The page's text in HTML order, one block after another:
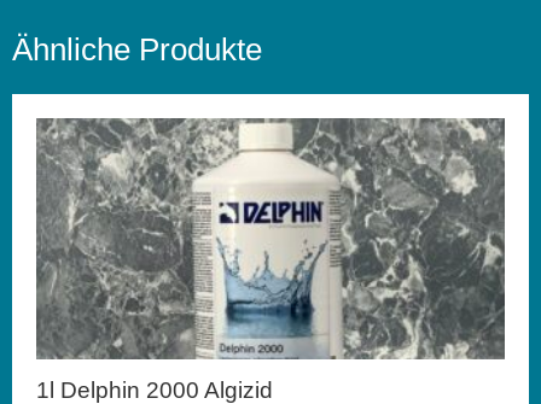
Ähnliche Produkte
1l Delphin 2000 Algizid